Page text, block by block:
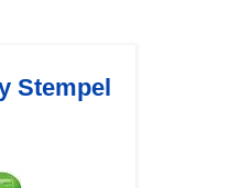
Stempel